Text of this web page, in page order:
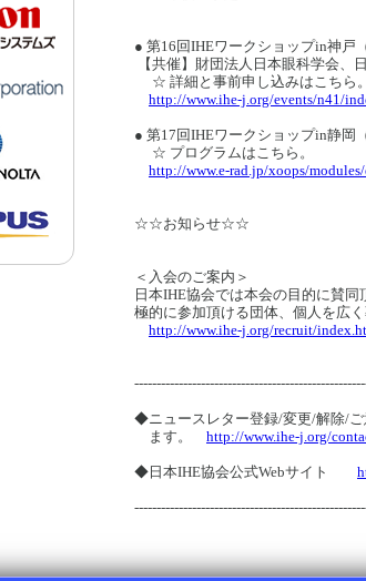
● 第16回IHEワークショップin神戸
【共催】財団法人日本眼科学会、
☆ 詳細と事前申し込みはこちら。
http://www.ihe-j.org/events/n41/
● 第17回IHEワークショップin静岡
☆ プログラムはこちら。
http://www.e-rad.jp/xoops/
☆☆お知らせ☆☆
＜入会のご案内＞
日本IHE協会では本会の目的に賛
極的に参加頂ける団体、個人を広く
http://www.ihe-j.org/recruit/
◆ニュースレター登録/変更/解除/
ます。 http://www.ihe-j.org/
◆日本IHE協会公式Webサイト